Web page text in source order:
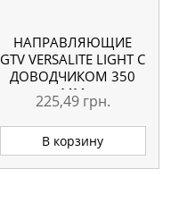
НАПРАВЛЯЮЩИЕ
GTV VERSALITE LIGHT С
ДОВОДЧИКОМ 350
ММ
225,49 грн.
В корзину